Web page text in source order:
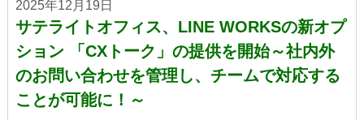
2025年12月19日
サテライトオフィス、LINE WORKSの新オプ
ション 「CXトーク」の提供を開始～社内外
のお問い合わせを管理し、チームで対応する
ことが可能に！～